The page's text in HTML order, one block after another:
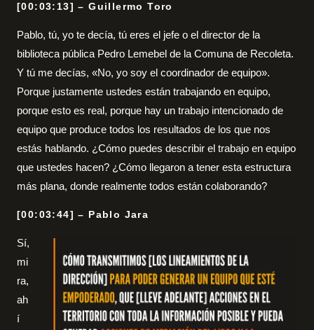
[00:03:13] – Guillermo Toro
Pablo, tú, yo te decía, tú eres el jefe o el director de la
biblioteca pública Pedro Lemebel de la Comuna de Recoleta.
Y tú me decías, «No, yo soy el coordinador de equipo».
Porque justamente ustedes están trabajando en equipo,
porque esto es real, porque hay un trabajo intencionado de
equipo que produce todos los resultados de los que nos
estás hablando. ¿Cómo puedes describir el trabajo en equipo
que ustedes hacen? ¿Cómo llegaron a tener esta estructura
más plana, donde realmente todos están colaborando?
[00:03:44] – Pablo Jara
Sí,
mi
ra,
ah
í